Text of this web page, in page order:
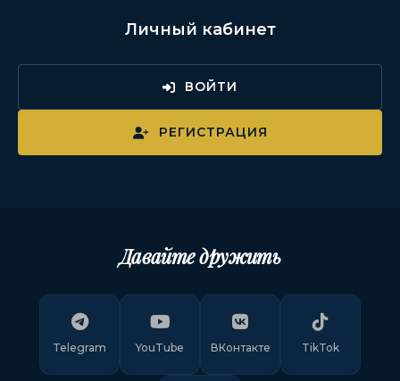
Личный кабинет
ВОЙТИ
РЕГИСТРАЦИЯ
Давайте дружить
Telegram YouTube ВКонтакте TikTok